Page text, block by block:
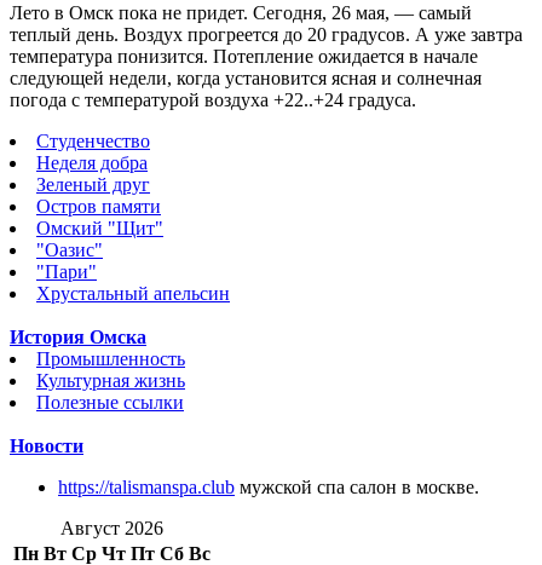
Лето в Омск пока не придет. Сегодня, 26 мая, — самый
теплый день. Воздух прогреется до 20 градусов. А уже завтра
температура понизится. Потепление ожидается в начале
следующей недели, когда установится ясная и солнечная
погода с температурой воздуха +22..+24 градуса.
Студенчество
Неделя добра
Зеленый друг
Остров памяти
Омский "Щит"
"Оазис"
"Пари"
Хрустальный апельсин
История Омска
Промышленность
Культурная жизнь
Полезные ссылки
Новости
https://talismanspa.club мужской спа салон в москве.
Август 2026
Пн Вт Ср Чт Пт Сб Вс